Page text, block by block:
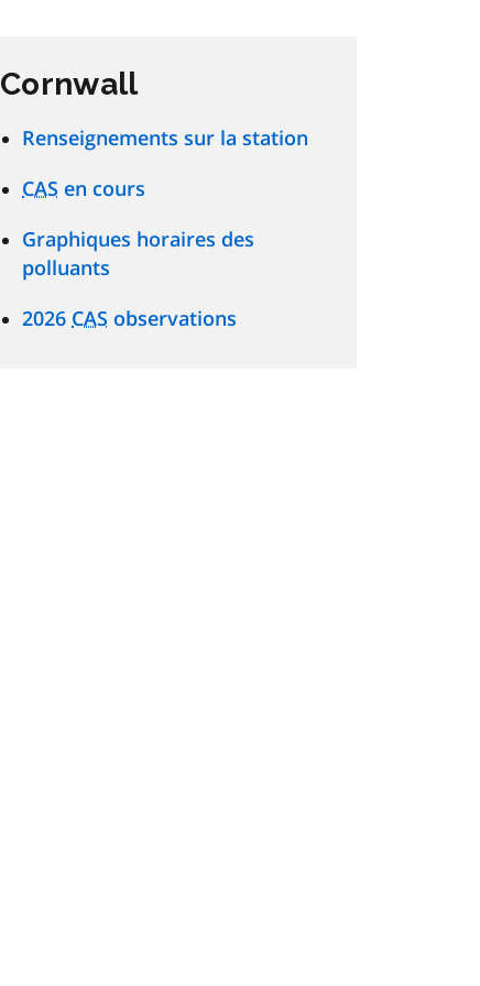
Cornwall
Renseignements sur la station
CAS en cours
Graphiques horaires des
polluants
2026 CAS observations